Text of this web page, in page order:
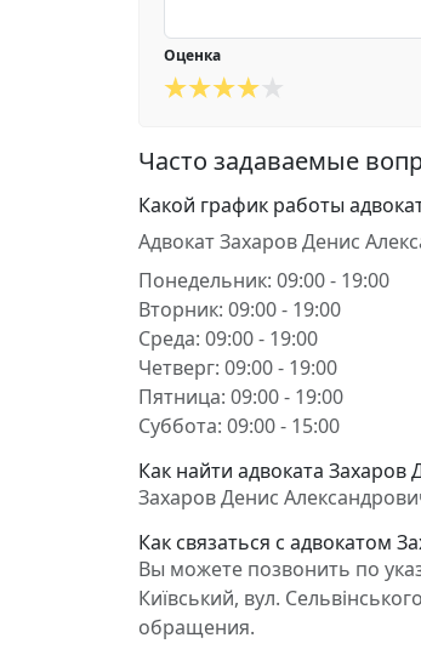
Оценка
Часто задаваемые
Какой график работы
Адвокат Захаров Денис
Понедельник: 09:00 - 19:00
Вторник: 09:00 - 19:00
Среда: 09:00 - 19:00
Четверг: 09:00 - 19:00
Пятница: 09:00 - 19:00
Суббота: 09:00 - 15:00
Как найти адвоката
Захаров Денис
Как связаться с адвокатом
Вы можете позвонить по
Київський, вул.
обращения.